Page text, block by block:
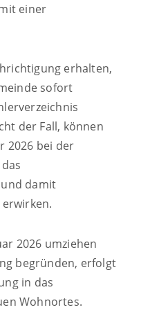
einer
erhalten,
sofort
der Fall, können
2026 bei der
damit
2026 umziehen
begründen, erfolgt
in das
Wohnortes.